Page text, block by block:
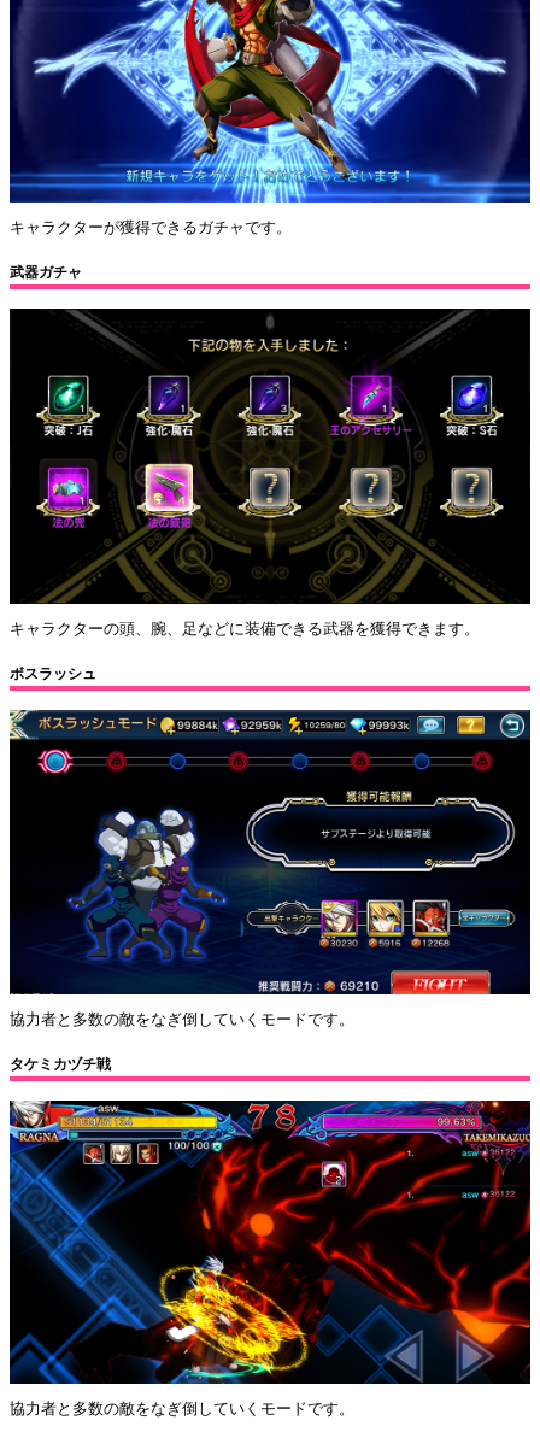
キャラクターが獲得できるガチャです。
武器ガチャ
キャラクターの頭、腕、足などに装備できる武器を獲得できます。
ボスラッシュ
協力者と多数の敵をなぎ倒していくモードです。
タケミカヅチ戦
協力者と多数の敵をなぎ倒していくモードです。